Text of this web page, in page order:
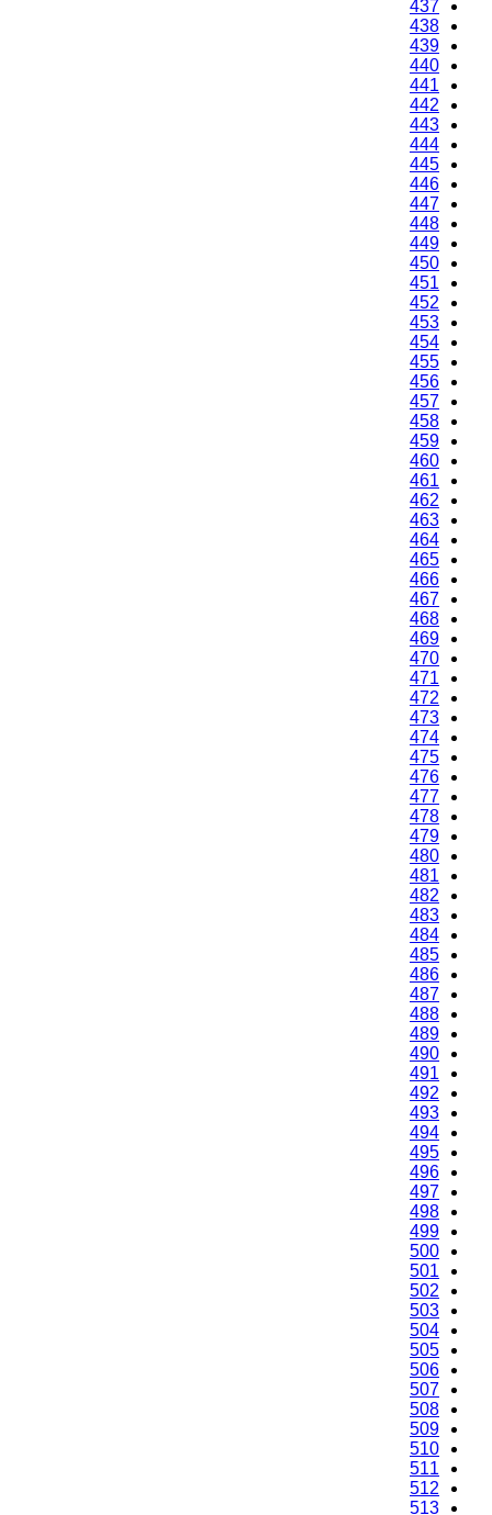
437
438
439
440
441
442
443
444
445
446
447
448
449
450
451
452
453
454
455
456
457
458
459
460
461
462
463
464
465
466
467
468
469
470
471
472
473
474
475
476
477
478
479
480
481
482
483
484
485
486
487
488
489
490
491
492
493
494
495
496
497
498
499
500
501
502
503
504
505
506
507
508
509
510
511
512
513